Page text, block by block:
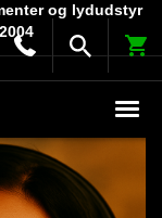
og lydudstyr